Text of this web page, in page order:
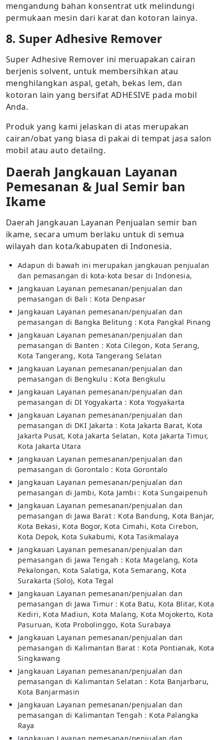
mengandung bahan konsentrat utk melindungi
permukaan mesin dari karat dan kotoran lainya.
8. Super Adhesive Remover
Super Adhesive Remover ini meruapakan cairan
berjenis solvent, untuk membersihkan atau
menghilangkan aspal, getah, bekas lem, dan
kotoran lain yang bersifat ADHESIVE pada mobil
Anda.
Produk yang kami jelaskan di atas merupakan
cairan/obat yang biasa di pakai di tempat jasa salon
mobil atau auto detailng.
Daerah Jangkauan Layanan
Pemesanan & Jual Semir ban
Ikame
Daerah Jangkauan Layanan Penjualan semir ban
ikame, secara umum berlaku untuk di semua
wilayah dan kota/kabupaten di Indonesia.
Adapun di bawah ini merupakan jangkauan penjualan
dan pemasangan di kota-kota besar di Indonesia,
Jangkauan Layanan pemesanan/penjualan dan
pemasangan di Bali : Kota Denpasar
Jangkauan Layanan pemesanan/penjualan dan
pemasangan di Bangka Belitung : Kota Pangkal Pinang
Jangkauan Layanan pemesanan/penjualan dan
pemasangan di Banten : Kota Cilegon, Kota Serang,
Kota Tangerang, Kota Tangerang Selatan
Jangkauan Layanan pemesanan/penjualan dan
pemasangan di Bengkulu : Kota Bengkulu
Jangkauan Layanan pemesanan/penjualan dan
pemasangan di DI Yogyakarta : Kota Yogyakarta
Jangkauan Layanan pemesanan/penjualan dan
pemasangan di DKI Jakarta : Kota Jakarta Barat, Kota
Jakarta Pusat, Kota Jakarta Selatan, Kota Jakarta Timur,
Kota Jakarta Utara
Jangkauan Layanan pemesanan/penjualan dan
pemasangan di Gorontalo : Kota Gorontalo
Jangkauan Layanan pemesanan/penjualan dan
pemasangan di Jambi, Kota Jambi : Kota Sungaipenuh
Jangkauan Layanan pemesanan/penjualan dan
pemasangan di Jawa Barat : Kota Bandung, Kota Banjar,
Kota Bekasi, Kota Bogor, Kota Cimahi, Kota Cirebon,
Kota Depok, Kota Sukabumi, Kota Tasikmalaya
Jangkauan Layanan pemesanan/penjualan dan
pemasangan di Jawa Tengah : Kota Magelang, Kota
Pekalongan, Kota Salatiga, Kota Semarang, Kota
Surakarta (Solo), Kota Tegal
Jangkauan Layanan pemesanan/penjualan dan
pemasangan di Jawa Timur : Kota Batu, Kota Blitar, Kota
Kediri, Kota Madiun, Kota Malang, Kota Mojokerto, Kota
Pasuruan, Kota Probolinggo, Kota Surabaya
Jangkauan Layanan pemesanan/penjualan dan
pemasangan di Kalimantan Barat : Kota Pontianak, Kota
Singkawang
Jangkauan Layanan pemesanan/penjualan dan
pemasangan di Kalimantan Selatan : Kota Banjarbaru,
Kota Banjarmasin
Jangkauan Layanan pemesanan/penjualan dan
pemasangan di Kalimantan Tengah : Kota Palangka
Raya